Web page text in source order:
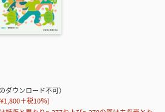
ダウンロード不可）
＋税10％)